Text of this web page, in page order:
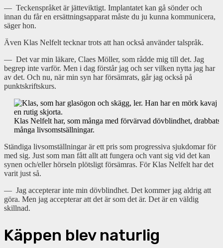
— Teckenspråket är jätteviktigt. Implantatet kan gå sönder och
innan du får en ersättningsapparat måste du ju kunna kommunicera,
säger hon.
Även Klas Nelfelt tecknar trots att han också använder talspråk.
— Det var min läkare, Claes Möller, som rådde mig till det. Jag
begrep inte varför. Men i dag förstår jag och ser vilken nytta jag har
av det. Och nu, när min syn har försämrats, går jag också på
punktskriftskurs.
Klas Nelfelt har, som många med förvärvad dövblindhet, drabbats
många livsomstsällningar.
Ständiga livsomställningar är ett pris som progressiva sjukdomar för
med sig. Just som man fått allt att fungera och vant sig vid det kan
synen och/eller hörseln plötsligt försämras. För Klas Nelfelt har det
varit just så.
— Jag accepterar inte min dövblindhet. Det kommer jag aldrig att
göra. Men jag accepterar att det är som det är. Det är en väldig
skillnad.
Käppen blev naturlig